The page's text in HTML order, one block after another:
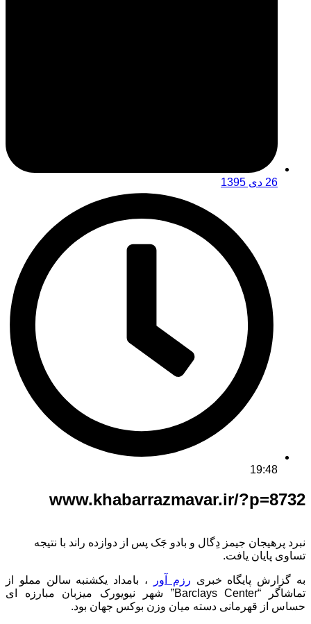
26 دی 1395
19:48
www.khabarrazmavar.ir/?p=8732
نبرد پرهیجان جیمز دِگال و بادو جَک پس از دوازده راند با نتیجه
تساوی پایان یافت.
به گزارش پایگاه خبری رزم آور
، بامداد یکشنبه سالن مملو از
تماشاگر “Barclays Center” شهر نیویورک میزبان مبارزه ای
حساس از قهرمانی دسته میان وزن بوکس جهان بود.